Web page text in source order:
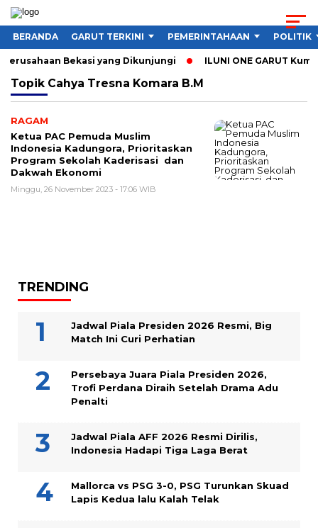
BERANDA GARUT TERKINI PEMERINTAHAAN POLITIK
Bekasi yang Dikunjungi ILUNI ONE GARUT
Topik Cahya Tresna Komara B.M
RAGAM
Ketua PAC Pemuda Muslim
Indonesia Kadungora, Prioritaskan
Program Sekolah Kaderisasi dan
Dakwah Ekonomi
Minggu, 26 November 2023 - 17:06 WIB
TRENDING
Jadwal Piala Presiden 2026 Resmi, Big
Match Ini Curi Perhatian
Persebaya Juara Piala Presiden 2026,
Trofi Perdana Diraih Setelah Drama Adu
Penalti
Jadwal Piala AFF 2026 Resmi Dirilis,
Indonesia Hadapi Tiga Laga Berat
Mallorca vs PSG 3-0, PSG Turunkan Skuad
Lapis Kedua lalu Kalah Telak